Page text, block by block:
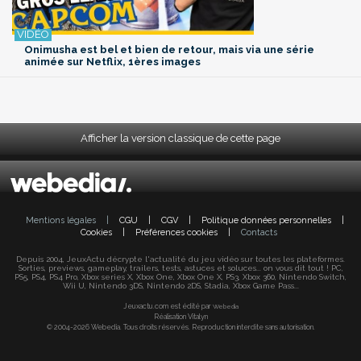
Onimusha est bel et bien de retour, mais via une série
animée sur Netflix, 1ères images
Afficher la version classique de cette page
Mentions légales CGU CGV Politique données personnelles
Cookies
Préférences cookies Contacts
Depuis 2004, JeuxActu décrypte l'actualité du jeu vidéo sur toutes les plateformes.
Sorties, previews, gameplay, trailers, tests, astuces et soluces... on vous dit tout ! PC,
PS5, PS4, PS4 Pro, Xbox series X, Xbox One, Xbox One X, PS3, Xbox 360, Nintendo Switch,
Wii U, Nintendo 3DS, Nintendo 2DS, Stadia, Xbox Game Pass...
Jeuxactu.com est édité par Webedia
Réalisation Vitalyn
© 2004-2026 Webedia. Tous droits réservés. Reproduction interdite sans autorisation.